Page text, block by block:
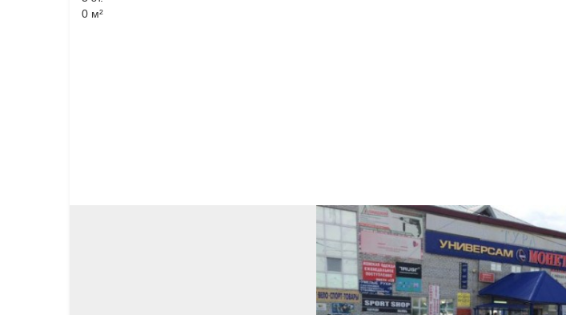
0 м²